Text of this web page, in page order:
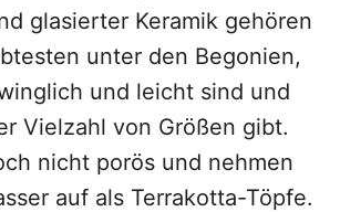
glasierter Keramik gehören
unter den Begonien,
und leicht sind und
Vielzahl von Größen gibt.
nicht porös und nehmen
auf als Terrakotta-Töpfe.